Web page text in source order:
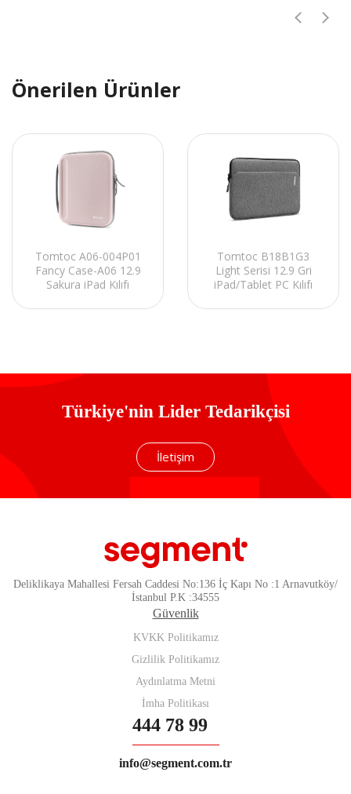
Önerilen Ürünler
Tomtoc A06-004P01
Fancy Case-A06 12.9
Sakura iPad Kılıfı
Tomtoc B18B1G3
Light Serisi 12.9 Gri
iPad/Tablet PC Kılıfı
Türkiye'nin Lider Tedarikçisi
İletişim
Deliklikaya Mahallesi Fersah Caddesi No:136 İç Kapı No :1 Arnavutköy/
İstanbul P.K :34555
Güvenlik
KVKK Politikamız
Gizlilik Politikamız
Aydınlatma Metni
İmha Politikası
444 78 99
info@segment.com.tr